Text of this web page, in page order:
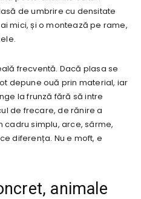
de umbrire cu densitate
mici, și o montează pe rame,
frecventă. Dacă plasa se
depune ouă prin material, iar
la frunză fără să intre
de frecare, de rănire a
cadru simplu, arce, sârme,
diferența. Nu e moft, e
animale